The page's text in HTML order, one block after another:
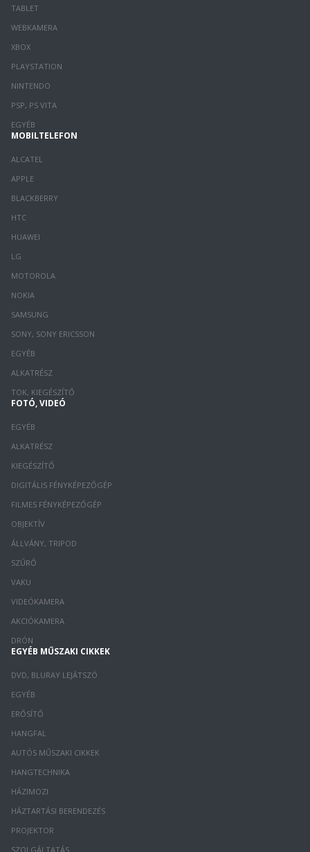
TABLET
WEBKAMERA
XBOX
PLAYSTATION
NINTENDO
PSP, PS VITA
EGYÉB
MOBILTELEFON
ALCATEL
APPLE
BLACKBERRY
HTC
HUAWEI
LG
MOTOROLA
NOKIA
SAMSUNG
SONY, SONY ERICSSON
EGYÉB
ALKATRÉSZ
TOK, KIEGÉSZÍTŐ
FOTÓ, VIDEÓ
EGYÉB
ALKATRÉSZ
KIEGÉSZÍTŐ
DIGITÁLIS FÉNYKÉPEZŐGÉP
FILMES FÉNYKÉPEZŐGÉP
OBJEKTÍV
ÁLLVÁNY, TRIPOD
SZŰRŐ
VAKU
VIDEÓKAMERA
AKCIÓKAMERA
DRÓN
EGYÉB MŰSZAKI CIKKEK
DVD, BLURAY LEJÁTSZÓ
EGYÉB
ERŐSÍTŐ
HANGFAL
AUTÓS MŰSZAKI CIKKEK
HANGTECHNIKA
HÁZIMOZI
HÁZTARTÁSI BERENDEZÉS
PROJEKTOR
SZOLGÁLTATÁS